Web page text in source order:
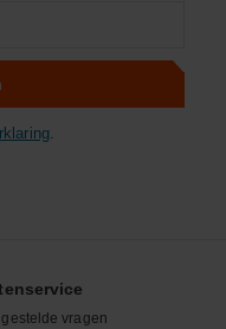
.
vragen